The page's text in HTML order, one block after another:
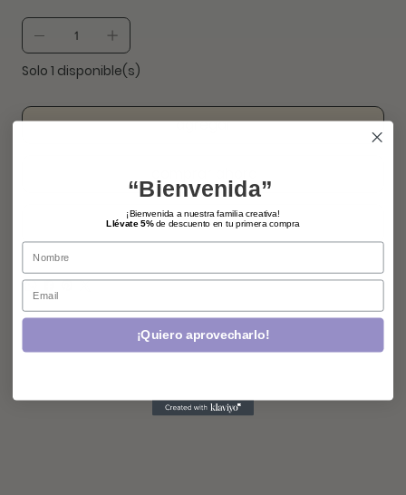
Solo 1 disponible(s)
agregar
“Bienvenida”
¡Bienvenida a nuestra familia creativa!
Llévate 5%de descuento en tu primera compra
Name
Email
¡Quiero aprovecharlo!